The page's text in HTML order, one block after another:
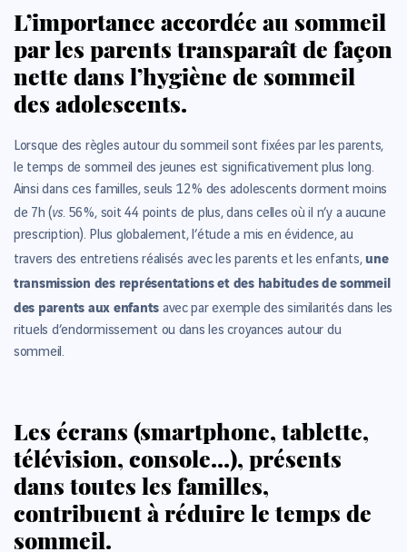
L’importance accordée au sommeil
par les parents transparaît de façon
nette dans l’hygiène de sommeil
des adolescents.
Lorsque des règles autour du sommeil sont fixées par les parents,
le temps de sommeil des jeunes est significativement plus long.
Ainsi dans ces familles, seuls 12 % des adolescents dorment moins
de 7h (vs. 56 %, soit 44 points de plus, dans celles où il n’y a aucune
prescription). Plus globalement, l’étude a mis en évidence, au
travers des entretiens réalisés avec les parents et les enfants,une
transmission des représentations et des habitudes de sommeil
des parents aux enfants avec par exemple des similarités dans les
rituels d’endormissement ou dans les croyances autour du
sommeil.
Les écrans (smartphone, tablette,
télévision, console…), présents
dans toutes les familles,
contribuent à réduire le temps de
sommeil.